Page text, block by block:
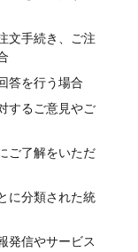
文手続き、ご注
答を行う場合
するご意見やご
ご了解をいただ
に分類された統
発信やサービス